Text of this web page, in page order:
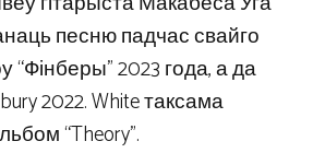
песню падчас свайго
“Фінберы” 2023 года, а да
2022. White таксама
“Theory”.